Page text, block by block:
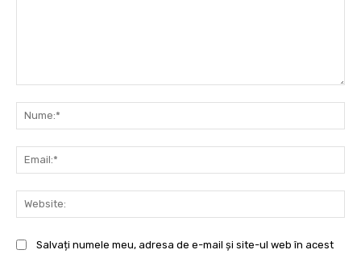
Salvați numele meu, adresa de e-mail și site-ul web în acest